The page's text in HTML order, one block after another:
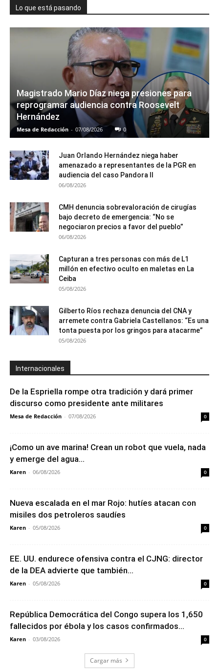
Lo que está pasando
Magistrado Mario Díaz niega presiones para
reprogramar audiencia contra Roosevelt
Hernández
Mesa de Redacción - 07/08/2026 0
Juan Orlando Hernández niega haber
amenazado a representantes de la PGR en
audiencia del caso Pandora II
06/08/2026
CMH denuncia sobrevaloración de cirugías
bajo decreto de emergencia: “No se
negociaron precios a favor del pueblo”
06/08/2026
Capturan a tres personas con más de L1
millón en efectivo oculto en maletas en La
Ceiba
05/08/2026
Gilberto Ríos rechaza denuncia del CNA y
arremete contra Gabriela Castellanos: “Es una
tonta puesta por los gringos para atacarme”
05/08/2026
Internacionales
De la Espriella rompe otra tradición y dará primer
discurso como presidente ante militares
Mesa de Redacción - 07/08/2026 0
¡Como un ave marina! Crean un robot que vuela, nada
y emerge del agua...
Karen - 06/08/2026 0
Nueva escalada en el mar Rojo: hutíes atacan con
misiles dos petroleros saudíes
Karen - 05/08/2026 0
EE. UU. endurece ofensiva contra el CJNG: director
de la DEA advierte que también...
Karen - 05/08/2026 0
República Democrática del Congo supera los 1,650
fallecidos por ébola y los casos confirmados...
Karen - 03/08/2026 0
Cargar más